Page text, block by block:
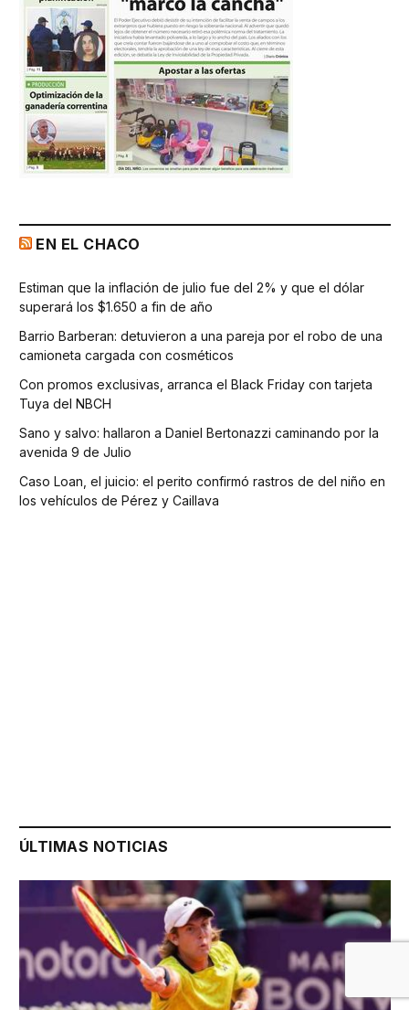
EN EL CHACO
Estiman que la inflación de julio fue del 2% y que el dólar
superará los $1.650 a fin de año
Barrio Barberan: detuvieron a una pareja por el robo de una
camioneta cargada con cosméticos
Con promos exclusivas, arranca el Black Friday con tarjeta
Tuya del NBCH
Sano y salvo: hallaron a Daniel Bertonazzi caminando por la
avenida 9 de Julio
Caso Loan, el juicio: el perito confirmó rastros de del niño en
los vehículos de Pérez y Caillava
ÚLTIMAS NOTICIAS